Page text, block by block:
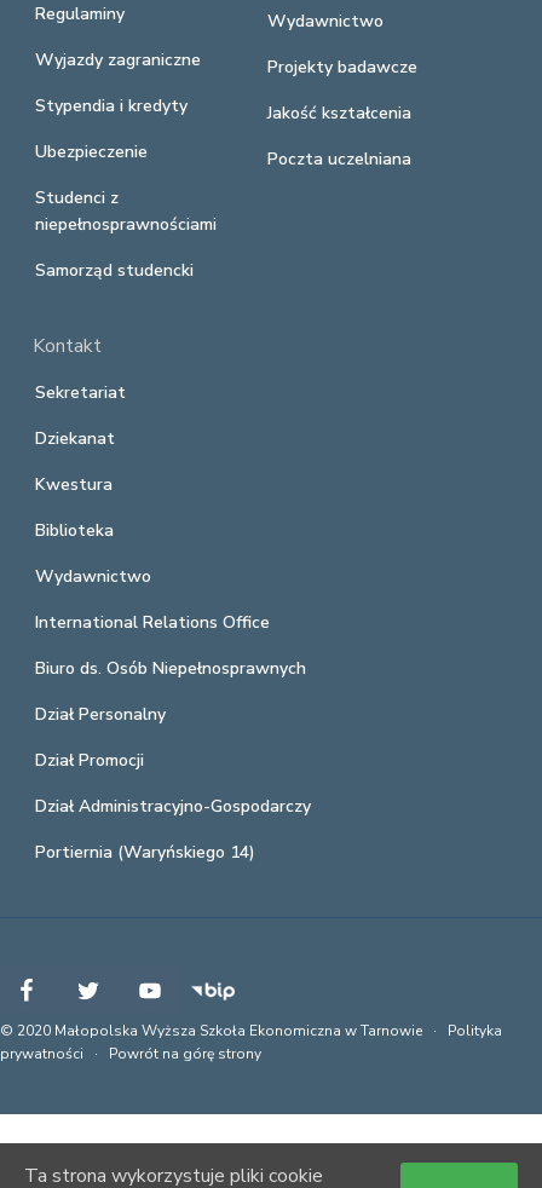
Regulaminy
Wyjazdy zagraniczne
Stypendia i kredyty
Ubezpieczenie
Studenci z
niepełnosprawnościami
Samorząd studencki
Wydawnictwo
Projekty badawcze
Jakość kształcenia
Poczta uczelniana
Kontakt
Sekretariat
Dziekanat
Kwestura
Biblioteka
Wydawnictwo
International Relations Office
Biuro ds. Osób Niepełnosprawnych
Dział Personalny
Dział Promocji
Dział Administracyjno-Gospodarczy
Portiernia (Waryńskiego 14)
© 2020 Małopolska Wyższa Szkoła Ekonomiczna w Tarnowie · Polityka
prywatności · Powrót na górę strony
Ta strona wykorzystuje pliki cookie